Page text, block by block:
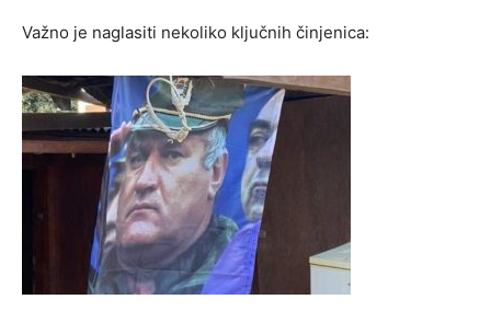
Važno je naglasiti nekoliko ključnih činjenica: